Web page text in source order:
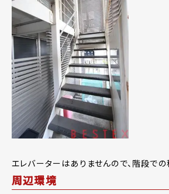
エレバーターはありませんので、階段での
周辺環境